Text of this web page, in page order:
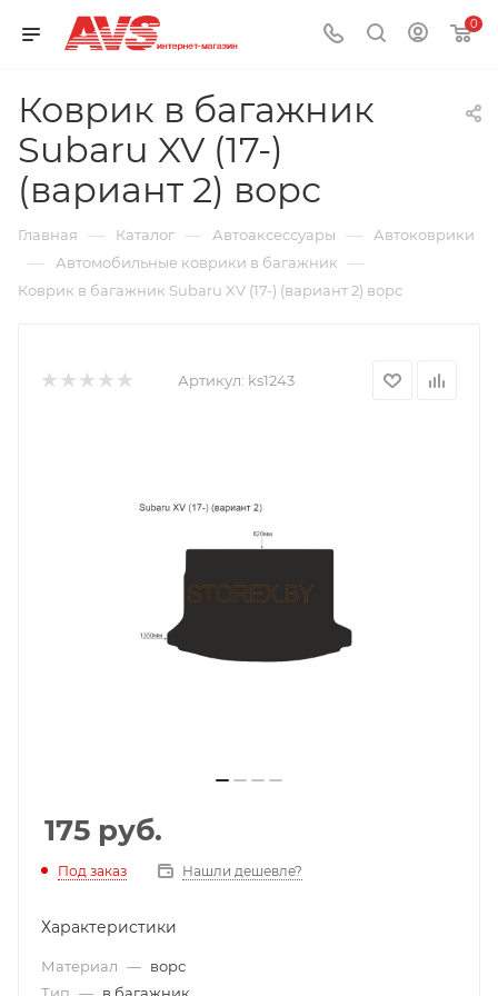
0
Коврик в багажник
Subaru XV (17-)
(вариант 2) ворс
Главная — Каталог — Автоаксессуары — Автоковрики
— Автомобильные коврики в багажник —
Коврик в багажник Subaru XV (17-) (вариант 2) ворс
Артикул: ks1243
175 руб.
Под заказ Нашли дешевле?
Характеристики
Материал — ворс